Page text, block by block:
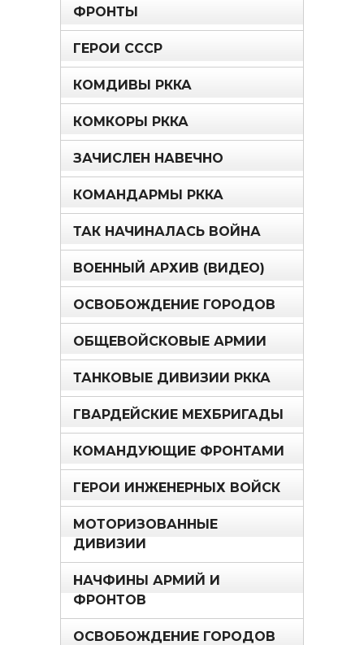
ФРОНТЫ
ГЕРОИ СССР
КОМДИВЫ РККА
КОМКОРЫ РККА
ЗАЧИСЛЕН НАВЕЧНО
КОМАНДАРМЫ РККА
ТАК НАЧИНАЛАСЬ ВОЙНА
ВОЕННЫЙ АРХИВ (ВИДЕО)
ОСВОБОЖДЕНИЕ ГОРОДОВ
ОБЩЕВОЙСКОВЫЕ АРМИИ
ТАНКОВЫЕ ДИВИЗИИ РККА
ГВАРДЕЙСКИЕ МЕХБРИГАДЫ
КОМАНДУЮЩИЕ ФРОНТАМИ
ГЕРОИ ИНЖЕНЕРНЫХ ВОЙСК
МОТОРИЗОВАННЫЕ
ДИВИЗИИ
НАЧФИНЫ АРМИЙ И
ФРОНТОВ
ОСВОБОЖДЕНИЕ ГОРОДОВ